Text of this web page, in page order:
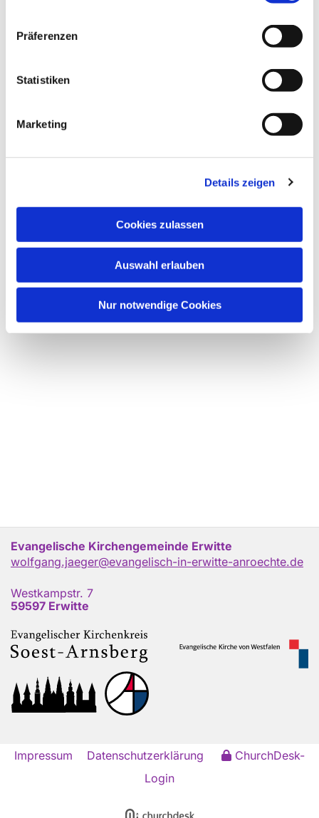
Präferenzen
Statistiken
Marketing
Details zeigen
Cookies zulassen
Auswahl erlauben
Nur notwendige Cookies
Dies könnte Sie auch
Evangelische Kirchengemeinde Erwitte
wolfgang.jaeger@evangelisch-in-erwitte-anroechte.de
Westkampstr. 7
59597 Erwitte
Impressum Datenschutzerklärung
ChurchDesk-
Login